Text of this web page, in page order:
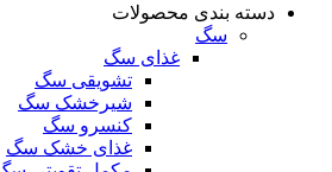
دسته بندی محصولات
سگ
غذای سگ
تشویقی سگ
شیرخشک سگ
کنسرو سگ
غذای خشک سگ